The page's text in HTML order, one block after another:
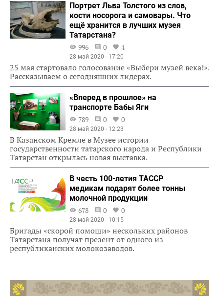
Портрет Льва Толстого из слов,
кости носорога и самовары. Что
ещё хранится в лучших музея
Татарстана?
996
0 4
28 май 2020 - 17:20
25 мая стартовало голосование «Выбери музей века!».
Рассказываем о сегодняшних лидерах.
«Вперед в прошлое» на
транспорте Бабы Яги
789
0 0
28 май 2020 - 12:23
В Казанском Кремле в Музее истории
государственности татарского народа и Республики
Татарстан открылась новая выставка.
В честь 100-летия ТАССР
медикам подарят более тонны
молочной продукции
678
0 0
28 май 2020 - 10:15
Бригады «скорой помощи» нескольких районов
Татарстана получат презент от одного из
республиканских молокозаводов.